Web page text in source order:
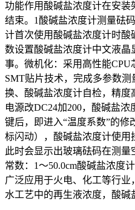
功能作用酸碱盐浓度计在安
结束。1酸碱盐浓度计测量砝
计首次使用酸碱盐浓度计时
数设置酸碱盐浓度计中文液
事。微机化：采用高性能
SMT贴片技术，完成多参数
换、酸碱盐浓度计自检，精度
电源改DC24加200，酸碱盐浓
键后，即进入“温度系数”的
标闪动），酸碱盐浓度计使用
此时会显示出玻璃砝码在测
常数：1～50.0cm酸碱盐浓度
广泛应用于火电、化工等行
水工艺中的再生液浓度，酸碱